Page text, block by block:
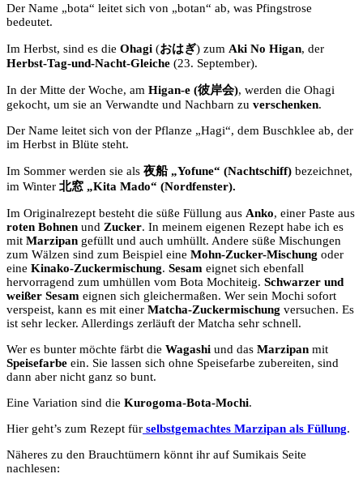
Der Name „bota“ leitet sich von „botan“ ab, was Pfingstrose
bedeutet.
Im Herbst, sind es die Ohagi (おはぎ) zum Aki No Higan, der
Herbst-Tag-und-Nacht-Gleiche (23. September).
In der Mitte der Woche, am Higan-e (彼岸会), werden die Ohagi
gekocht, um sie an Verwandte und Nachbarn zu verschenken.
Der Name leitet sich von der Pflanze „Hagi“, dem Buschklee ab, der
im Herbst in Blüte steht.
Im Sommer werden sie als 夜船 „Yofune“ (Nachtschiff) bezeichnet,
im Winter 北窓 „Kita Mado“ (Nordfenster).
Im Originalrezept besteht die süße Füllung aus Anko, einer Paste aus
roten Bohnen und Zucker. In meinem eigenen Rezept habe ich es
mit Marzipan gefüllt und auch umhüllt. Andere süße Mischungen
zum Wälzen sind zum Beispiel eine Mohn-Zucker-Mischung oder
eine Kinako-Zuckermischung. Sesam eignet sich ebenfall
hervorragend zum umhüllen vom Bota Mochiteig. Schwarzer und
weißer Sesam eignen sich gleichermaßen. Wer sein Mochi sofort
verspeist, kann es mit einer Matcha-Zuckermischung versuchen. Es
ist sehr lecker. Allerdings zerläuft der Matcha sehr schnell.
Wer es bunter möchte färbt die Wagashi und das Marzipan mit
Speisefarbe ein. Sie lassen sich ohne Speisefarbe zubereiten, sind
dann aber nicht ganz so bunt.
Eine Variation sind die Kurogoma-Bota-Mochi.
Hier geht’s zum Rezept für selbstgemachtes Marzipan als Füllung.
Näheres zu den Brauchtümern könnt ihr auf Sumikais Seite
nachlesen: